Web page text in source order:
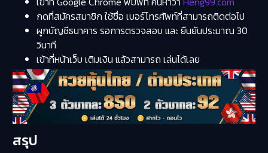
กดที่สมัครสมาชิก ใช้ชื่อ เบอร์โทรศัพท์ที่สามารถติดต่อไป
ผูกบัญชีธนาคาร รอการตรวจสอบ และ ยืนยันประมาณ 30
วินาที
เข้าที่หน้าเว็บ เติมเงิน แล้วสามารถ เล่นได้เลย
สรุป